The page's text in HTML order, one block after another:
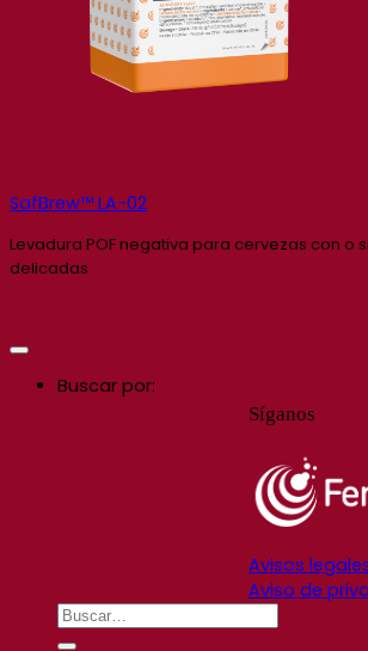
SafBrew™ LA-02
Levadura POF negativa para cervezas con o
delicadas
Síganos
Avisos
Aviso de
Buscar por: